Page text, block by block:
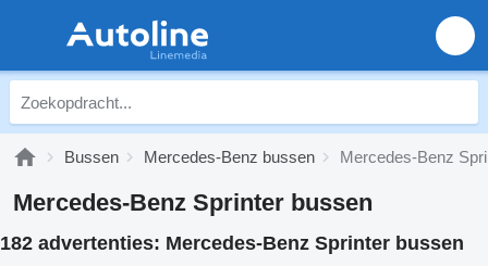
Bussen Mercedes-Benz bussen Mercedes-Benz
Mercedes-Benz Sprinter bussen
182 advertenties: Mercedes-Benz Sprinter bussen